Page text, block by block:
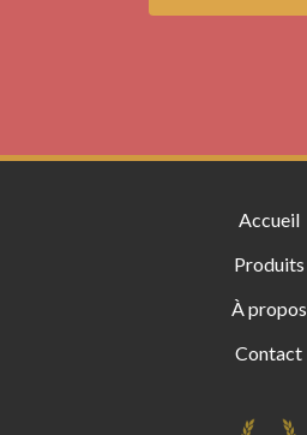
Accueil
Produits
À propos
Contact